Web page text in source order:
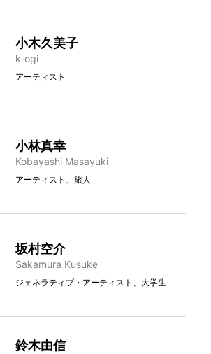
小木久美子
k-ogi
アーティスト
小林真幸
Kobayashi Masayuki
アーティスト、旅人
坂村空介
Sakamura Kusuke
ジェネラティブ・アーティスト、大学生
鈴木由信